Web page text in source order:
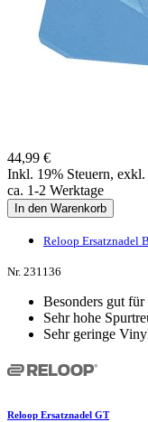
44,99 €
Inkl. 19% Steuern, exkl.
ca. 1-2 Werktage
In den Warenkorb
Reloop Ersatznadel
Nr. 231136
Besonders gut
Sehr hohe
Sehr geringe
Reloop Ersatznadel GT